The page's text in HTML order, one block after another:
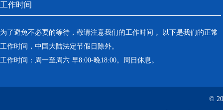
工作时间
为了避免不必要的等待，敬请注意我们的工作时间 。以下是我们的正常
工作时间，中国大陆法定节假日除外。
工作时间：周一至周六 早8:00-晚18:00。周日休息。
©